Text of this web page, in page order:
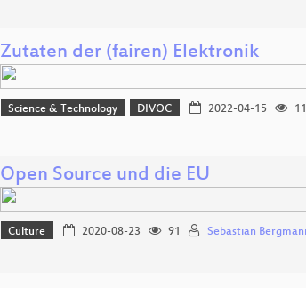
Zutaten der (fairen) Elektronik
Science & Technology DIVOC 2022-04-15
Open Source und die EU
Culture 2020-08-23 91 Sebastian